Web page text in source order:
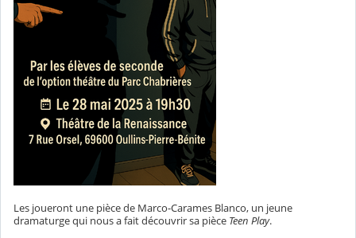
Les joueront une pièce de Marco-Carames Blanco, un jeune
dramaturge qui nous a fait découvrir sa pièce Teen Play.